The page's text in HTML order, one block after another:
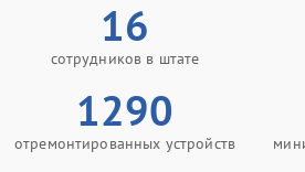
16
сотрудников в штате
1290
отремонтированных устройств